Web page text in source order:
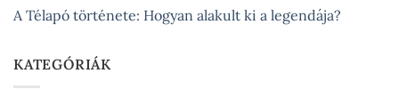
A Télapó története: Hogyan alakult ki a legendája?
KATEGÓRIÁK